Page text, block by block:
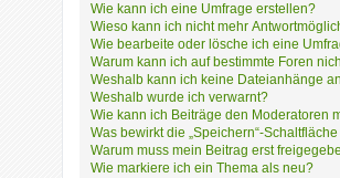
Wie kann ich eine Umfrage erstellen?
Wieso kann ich nicht mehr
Wie bearbeite oder lösche ich eine
Warum kann ich auf bestimmte Foren
Weshalb kann ich keine Dateianhänge
Weshalb wurde ich verwarnt?
Wie kann ich Beiträge den Moderatoren
Was bewirkt die „Speichern“-
Warum muss mein Beitrag erst
Wie markiere ich ein Thema als neu?